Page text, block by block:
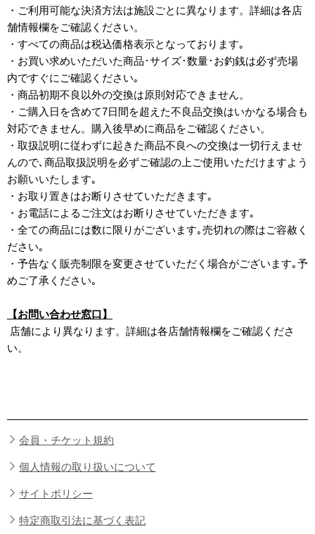
・ご利用可能な決済方法は施設ごとに異なります。詳細は各店
舗情報欄をご確認ください。
・すべての商品は税込価格表示となっております｡
・お買い求めいただいた商品･サイズ･数量･お釣銭は必ず売場
内ですぐにご確認ください｡
・商品初期不良以外の交換は原則対応できません。
・ご購入日を含めて7日間を超えた不良品交換はいかなる場合も
対応できません。購入後早めに商品をご確認ください。
・取扱説明に従わずに起きた商品不良への交換は一切行えませ
んので､商品取扱説明を必ずご確認の上ご使用いただけますよう
お願いいたします｡
・お取り置きはお断りさせていただきます｡
・お電話によるご注文はお断りさせていただきます｡
・全ての商品には数に限りがございます｡売切れの際はご容赦く
ださい｡
・予告なく販売制限を変更させていただく場合がございます｡予
めご了承ください｡
【お問い合わせ窓口】
店舗により異なります。詳細は各店舗情報欄をご確認くださ
い。
会員・チケット規約
個人情報の取り扱いについて
サイトポリシー
特定商取引法に基づく表記